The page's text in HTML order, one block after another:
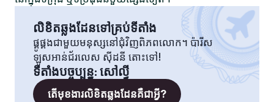
លិខិតឆ្លងដែនទៅគ្រប់ទីតាំង
ផ្គូផ្គងជាមួយមនុស្សនៅជុំវិញពិភពលោក។ ប៉ារីស
ឡូសអាន់ជ័រលេស ស៊ីដនី តោះទៅ!
ទីតាំងបច្ចុប្បន្ន: សៅល្វី
តើមុខងារលិខិតឆ្លងដែនគឺជាអ្វី?